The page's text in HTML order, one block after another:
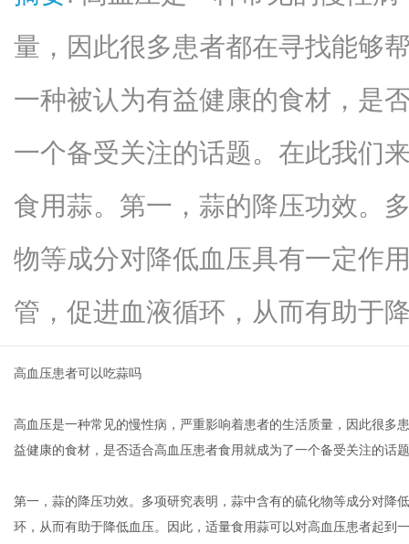
量，因此很多患者都在寻找能够
一种被认为有益健康的食材，是
一个备受关注的话题。在此我们
食用蒜。第一，蒜的降压功效。
物等成分对降低血压具有一定作
管，促进血液循环，从而有助于
高血压患者可以吃蒜吗
高血压是一种常见的慢性病，严重影响着患者的生活质量，因此很多
益健康的食材，是否适合高血压患者食用就成为了一个备受关注的话
第一，蒜的降压功效。多项研究表明，蒜中含有的硫化物等成分对降
环，从而有助于降低血压。因此，适量食用蒜可以对高血压患者起到